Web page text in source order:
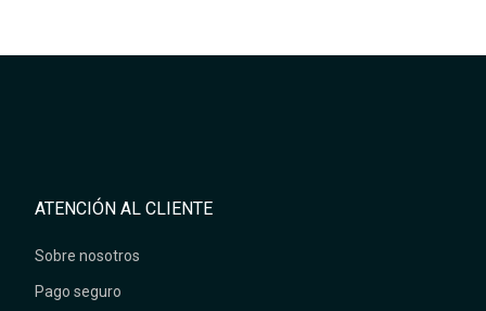
ATENCIÓN AL CLIENTE
Sobre nosotros
Pago seguro